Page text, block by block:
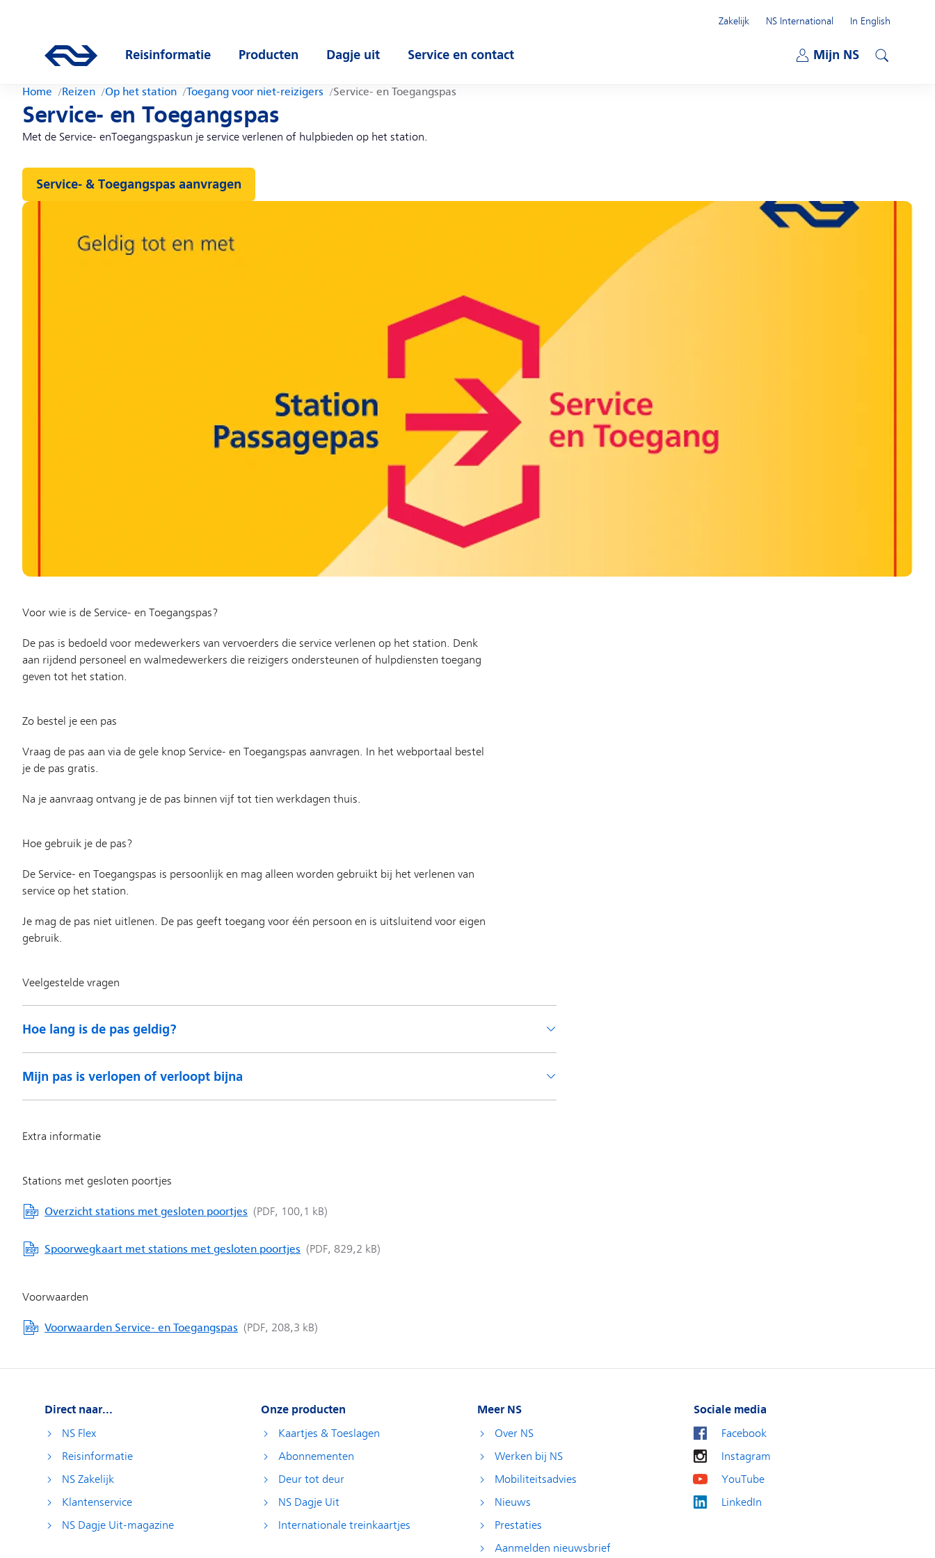
Ga naar de homepage van ns.nl
Reisinformatie
Producten
Dagje uit
Service en contact
Mijn NS
Zakelijk
NS International
In English
Home Reizen Op het station Toegang voor niet-reizigers Service- en Toegangspas
Service- en Toegangspas
Met de Service- enToegangspaskun je service verlenen of hulpbieden op het station.
Service- & Toegangspas aanvragen
Direct naar...
NS Flex
Reisinformatie
NS Zakelijk
Klantenservice
NS Dagje Uit-magazine
Onze producten
Kaartjes & Toeslagen
Abonnementen
Deur tot deur
NS Dagje Uit
Internationale treinkaartjes
Meer NS
Over NS
Werken bij NS
Mobiliteitsadvies
Nieuws
Prestaties
Aanmelden nieuwsbrief
Sociale media
Facebook
Instagram
YouTube
LinkedIn